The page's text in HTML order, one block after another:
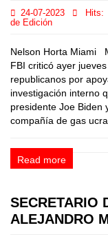
24-07-2023 Hits:
de Edición
Nelson Horta Miami
FBI criticó ayer
republicanos por
investigación interno
presidente Joe Biden
compañía de gas
Read more
SECRETARIO
ALEJANDRO